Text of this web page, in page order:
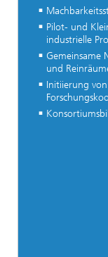
Pilot- und
industrielle
Gemeinsame
und
Initiierung